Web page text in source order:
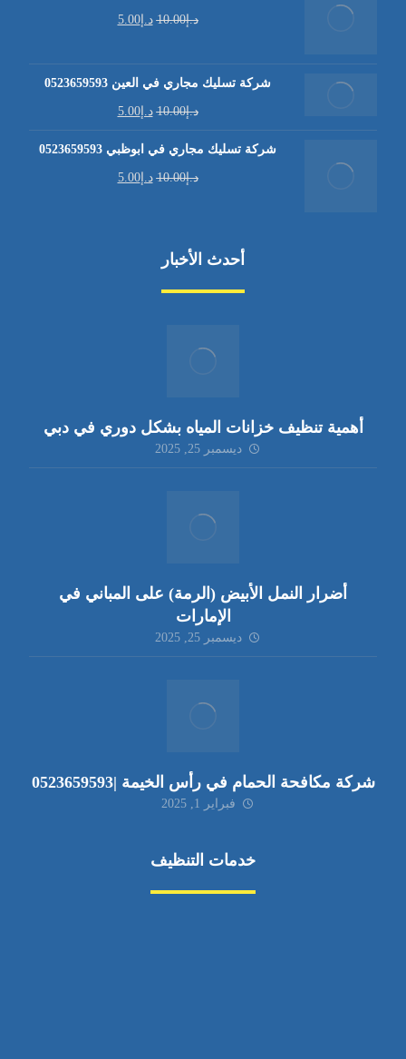
د.إ10.00 د.إ5.00
شركة تسليك مجاري في العين 0523659593
د.إ10.00 د.إ5.00
شركة تسليك مجاري في ابوظبي 0523659593
د.إ10.00 د.إ5.00
أحدث الأخبار
أهمية تنظيف خزانات المياه بشكل دوري في دبي
ديسمبر 25, 2025
أضرار النمل الأبيض (الرمة) على المباني في
الإمارات
ديسمبر 25, 2025
شركة مكافحة الحمام في رأس الخيمة |0523659593
فبراير 1, 2025
خدمات التنظيف